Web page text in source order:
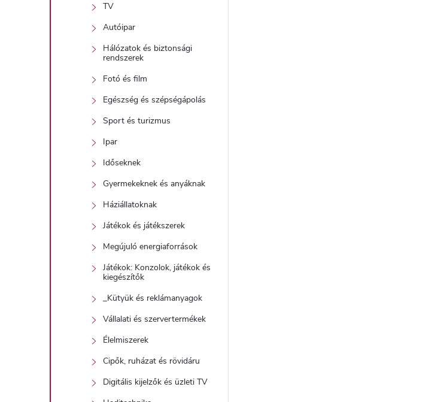
TV
Autóipar
Hálózatok és biztonsági
rendszerek
Fotó és film
Egészség és szépségápolás
Sport és turizmus
Ipar
Időseknek
Gyermekeknek és anyáknak
Háziállatoknak
Játékok és játékszerek
Megújuló energiaforrások
Játékok: Konzolok, játékok és
kiegészítők
_Kütyük és reklámanyagok
Vállalati és szervertermékek
Élelmiszerek
Cipők, ruházat és rövidáru
Digitális kijelzők és üzleti TV